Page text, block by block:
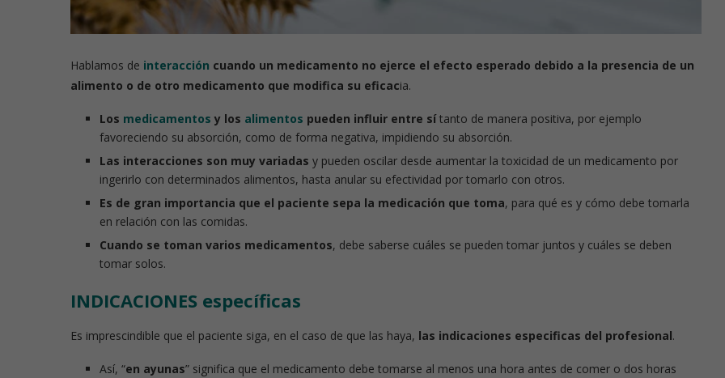
Hablamos de interacción cuando un medicamento no ejerce el efecto esperado debido a la presencia de un
alimento o de otro medicamento que modifica su eficacia.
Los medicamentos y los alimentos pueden influir entre sítanto de manera positiva, por ejemplo
favoreciendo su absorción, como de forma negativa, impidiendo su absorción.
Las interacciones son muy variadas y pueden oscilar desde aumentar la toxicidad de un medicamento por
ingerirlo con determinados alimentos, hasta anular su efectividad por tomarlo con otros.
Es de gran importancia que el paciente sepa la medicación que toma, para qué es y cómo debe tomarla
en relación con las comidas.
Cuando se toman varios medicamentos, debe saberse cuáles se pueden tomar juntos y cuáles se deben
tomar solos.
INDICACIONES específicas
Es imprescindible que el paciente siga, en el caso de que las haya, las indicaciones especificas del profesional.
Así, “en ayunas” significa que el medicamento debe tomarse al menos una hora antes de comer o dos horas